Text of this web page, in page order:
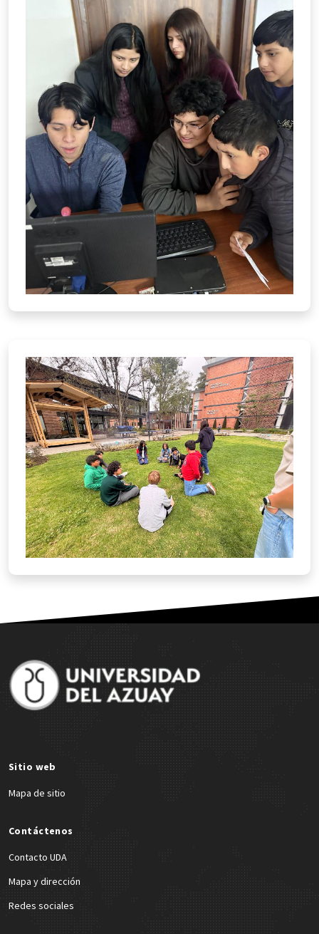
Sitio web
Mapa de sitio
Contáctenos
Contacto UDA
Mapa y dirección
Redes sociales